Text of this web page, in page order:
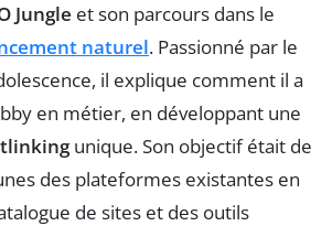
Jungle et son parcours dans le
naturel. Passionné par le
il explique comment il a
en métier, en développant une
unique. Son objectif était de
des plateformes existantes en
de sites et des outils